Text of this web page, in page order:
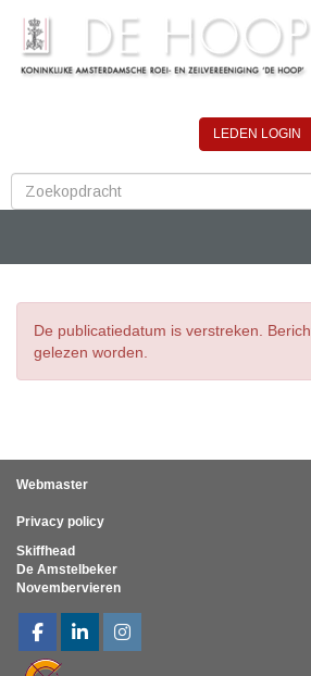
LEDEN LOGIN
De publicatiedatum is verstreken.
gelezen worden.
Webmaster
Privacy policy
Skiffhead
De Amstelbeker
Novembervieren